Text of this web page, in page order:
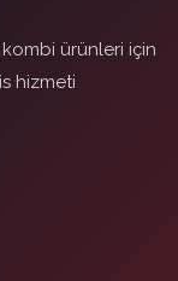
ürünleri için
hizmeti